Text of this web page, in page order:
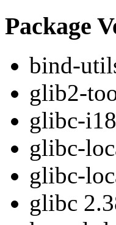
Package
bind-
glib2-
glibc-
glibc-
glibc-
glibc